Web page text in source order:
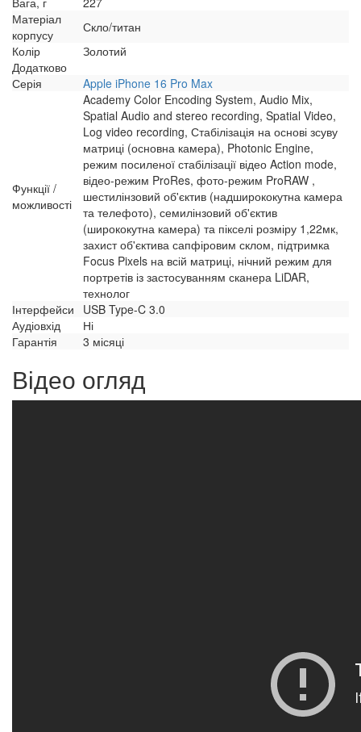
Матеріал
корпусу
Скло/титан
Колір
Золотий
Додатково
Серія
Apple iPhone 16 Pro Max
Функції /
можливості
Academy Color Encoding System, Audio Mix,
Spatial Audio and stereo recording, Spatial Video,
Log video recording, Стабілізація на основі зсуву
матриці (основна камера), Photonic Engine,
режим посиленої стабілізації відео Action mode,
відео-режим ProRes, фото-режим ProRAW ,
шестилінзовий об'єктив (надширококутна камера
та телефото), семилінзовий об'єктив
(ширококутна камера) та пікселі розміру 1,22мк,
захист об'єктива сапфіровим склом, підтримка
Focus Pixels на всій матриці, нічний режим для
портретів із застосуванням сканера LiDAR,
технолог
Інтерфейси
USB Type-C 3.0
Аудіовхід
Ні
Гарантія
3 місяці
Відео огляд